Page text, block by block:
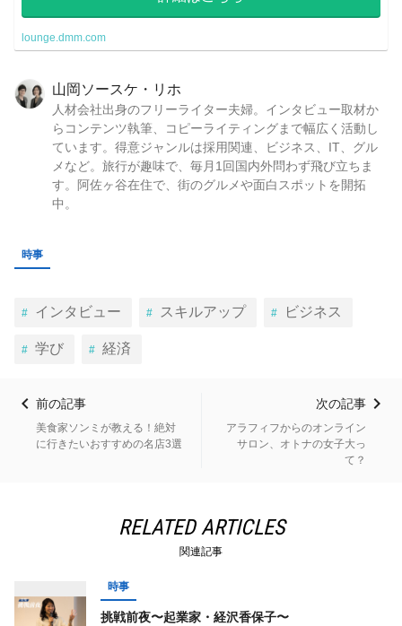
lounge.dmm.com
山岡ソースケ・リホ
人材会社出身のフリーライター夫婦。インタビュー取材か
らコンテンツ執筆、コピーライティングまで幅広く活動し
ています。得意ジャンルは採用関連、ビジネス、IT、グル
メなど。旅行が趣味で、毎月1回国内外問わず飛び立ちま
す。阿佐ヶ谷在住で、街のグルメや面白スポットを開拓
中。
時事
インタビュー スキルアップ ビジネス
学び 経済
前の記事
美食家ソンミが教える！絶対
に行きたいおすすめの名店3選
次の記事
アラフィフからのオンライン
サロン、オトナの女子大っ
て？
RELATED ARTICLES
関連記事
時事
挑戦前夜〜起業家・経沢香保子〜